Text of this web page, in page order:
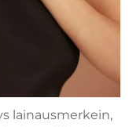
lainausmerkein,